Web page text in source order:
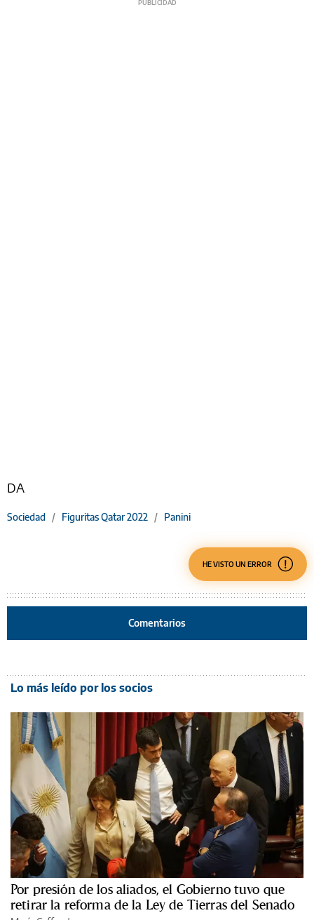
DA
Sociedad / Figuritas Qatar 2022 / Panini
HE VISTO UN ERROR
Comentarios
Lo más leído por los socios
Por presión de los aliados, el Gobierno tuvo que
retirar la reforma de la Ley de Tierras del Senado